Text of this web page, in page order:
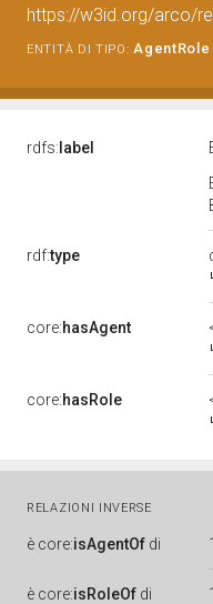
https://w3id.org/arco/
ENTITÀ DI TIPO: AgentRole
rdfs: label
rdf:type
core:hasAgent
core:hasRole
RELAZIONI INVERSE
è core:isAgentOf di
è core:isRoleOf di